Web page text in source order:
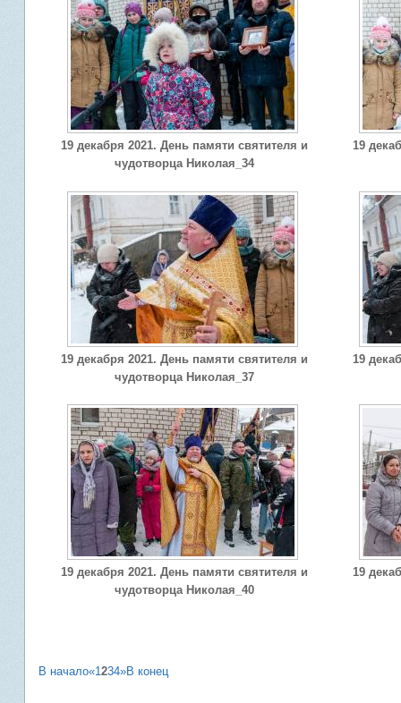
19 декабря 2021. День памяти святителя и
чудотворца Николая_34
19
19 декабря 2021. День памяти святителя и
чудотворца Николая_37
19
19 декабря 2021. День памяти святителя и
чудотворца Николая_40
19
В начало«1234»В конец